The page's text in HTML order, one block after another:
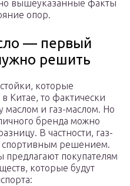
вышеуказанные факты
опор.
— первый
решить
которые
Китае, то фактически
маслом и газ-маслом. Но
бренда можно
В частности, газ-
спортивным решением.
покупателям
которые будут